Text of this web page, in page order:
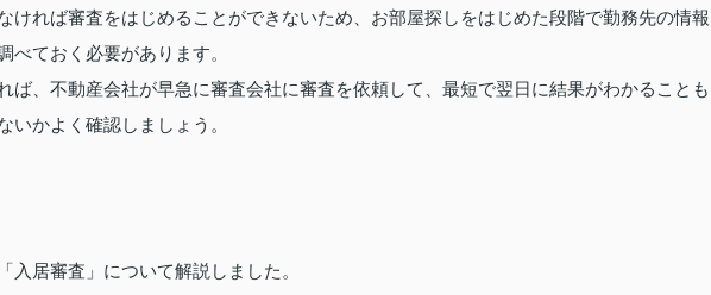
ければ審査をはじめることができないため、お部屋探しをはじめた段階で勤務先の情報
べておく必要があります。
ば、不動産会社が早急に審査会社に審査を依頼して、最短で翌日に結果がわかることも
いかよく確認しましょう。
入居審査」について解説しました。